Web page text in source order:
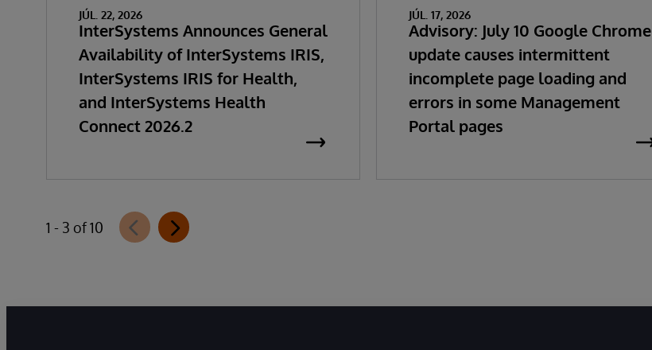
JÚL. 22, 2026
InterSystems Announces General
Availability of InterSystems IRIS,
InterSystems IRIS for Health,
and InterSystems Health
Connect 2026.2
JÚL. 17, 2026
Advisory: July 10 Google Chrome
update causes intermittent
incomplete page loading and
errors in some Management
Portal pages
1 - 3 of 10